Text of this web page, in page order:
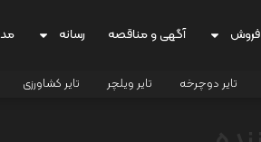
فروش آگهی و مناقصه رسانه
تایر دوچرخه تایر ویلچر تایر کشاورزی